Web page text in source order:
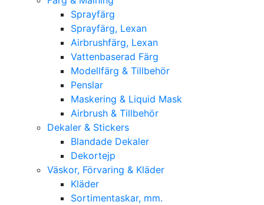
Sprayfärg
Sprayfärg, Lexan
Airbrushfärg, Lexan
Vattenbaserad Färg
Modellfärg & Tillbehör
Penslar
Maskering & Liquid Mask
Airbrush & Tillbehör
Dekaler & Stickers
Blandade Dekaler
Dekortejp
Väskor, Förvaring & Kläder
Kläder
Sortimentaskar, mm.